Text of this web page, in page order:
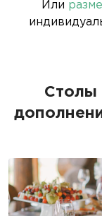
Или
Столы